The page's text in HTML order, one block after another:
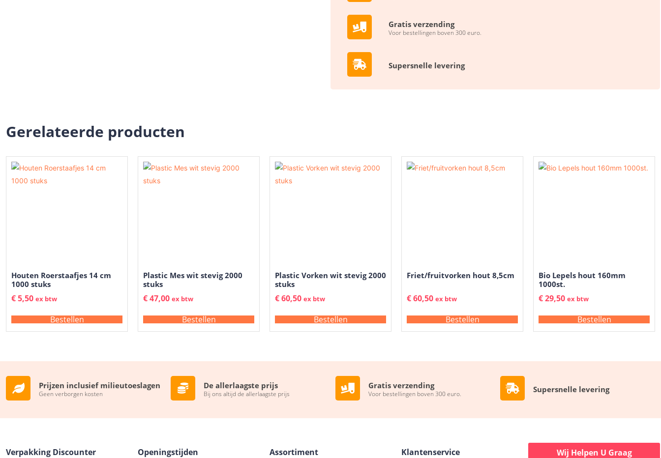
Gratis verzending
Voor bestellingen boven 300 euro.
Supersnelle levering
Gerelateerde producten
Houten Roerstaafjes 14 cm
1000 stuks
€5,50 ex btw
Bestellen
Plastic Mes wit stevig 2000
stuks
€47,00 ex btw
Bestellen
Plastic Vorken wit stevig 2000
stuks
€60,50 ex btw
Bestellen
Friet/fruitvorken hout 8,5cm
€60,50 ex btw
Bestellen
Bio Lepels hout 160mm
1000st.
€29,50 ex btw
Bestellen
Prijzen inclusief milieutoeslagen
Geen verborgen kosten
De allerlaagste prijs
Bij ons altijd de allerlaagste prijs
Gratis verzending
Voor bestellingen boven 300 euro. Supersnelle levering
Verpakking Discounter Openingstijden Assortiment Klantenservice Wij Helpen U Graag